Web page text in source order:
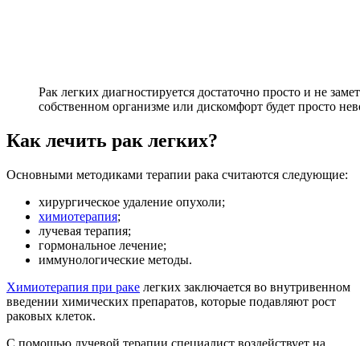
Рак легких диагностируется достаточно просто и не
собственном организме или дискомфорт будет просто
Как лечить рак легких?
Основными методиками терапии рака считаются следующие:
хирургическое удаление опухоли;
химиотерапия;
лучевая терапия;
гормональное лечение;
иммунологические методы.
Химиотерапия при раке легких заключается во внутривенном
введении химических препаратов, которые подавляют рост
раковых клеток.
С помощью лучевой терапии специалист воздействует на